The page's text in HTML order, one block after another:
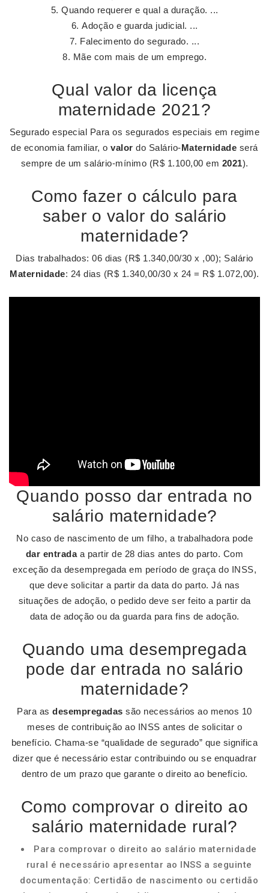
Quando requerer e qual a duração. ...
Adoção e guarda judicial. ...
Falecimento do segurado. ...
Mãe com mais de um emprego.
Qual valor da licença
maternidade 2021?
Segurado especial Para os segurados especiais em regime
de economia familiar, ovalor do Salário-Maternidade será
sempre de um salário-mínimo (R$ 1.100,00 em 2021).
Como fazer o cálculo para
saber o valor do salário
maternidade?
Dias trabalhados: 06 dias (R$ 1.340,00/30 x ,00); Salário
Maternidade: 24 dias (R$ 1.340,00/30 x 24 = R$ 1.072,00).
Quando posso dar entrada no
salário maternidade?
No caso de nascimento de um filho, a trabalhadora pode
dar entradaa partir de 28 dias antes do parto. Com
exceção da desempregada em período de graça do INSS,
que deve solicitar a partir da data do parto. Já nas
situações de adoção, o pedido deve ser feito a partir da
data de adoção ou da guarda para fins de adoção.
Quando uma desempregada
pode dar entrada no salário
maternidade?
Para asdesempregadas são necessários ao menos 10
meses de contribuição ao INSS antes de solicitar o
benefício. Chama-se “qualidade de segurado” que significa
dizer que é necessário estar contribuindo ou se enquadrar
dentro de um prazo que garante o direito ao benefício.
Como comprovar o direito ao
salário maternidade rural?
Para comprovar o direito ao salário maternidade
rural é necessário apresentar ao INSS a seguinte
documentação: Certidão de nascimento ou certidão